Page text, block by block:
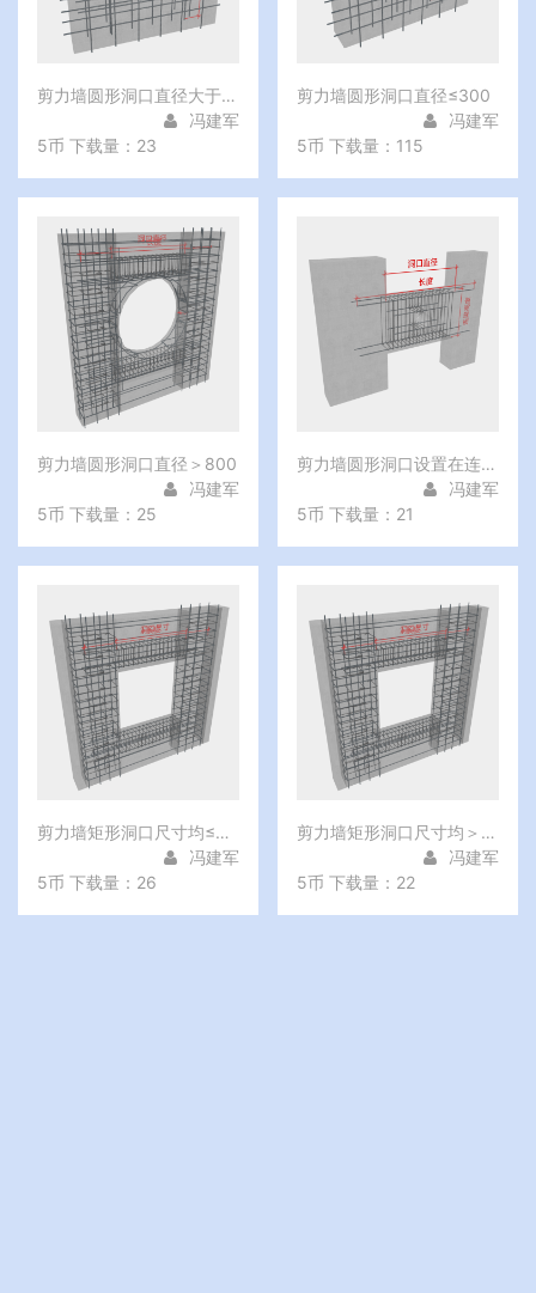
剪力墙圆形洞口直径大于300但不大于800
冯建军
5币 下载量：23
剪力墙圆形洞口直径≤300
冯建军
5币 下载量：115
剪力墙圆形洞口直径＞800
冯建军
5币 下载量：25
剪力墙圆形洞口设置在连梁中部
冯建军
5币 下载量：21
剪力墙矩形洞口尺寸均≤800
冯建军
5币 下载量：26
剪力墙矩形洞口尺寸均＞800
冯建军
5币 下载量：22